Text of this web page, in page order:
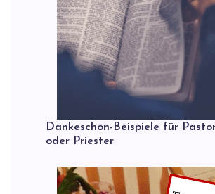
Dankeschön-Beispiele für
oder Priester